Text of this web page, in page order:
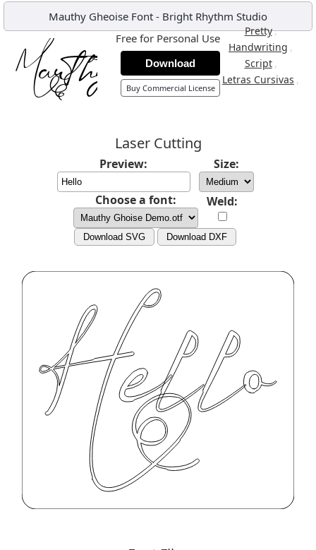
Mauthy Gheoise Font - Bright Rhythm Studio
Pretty,
Handwriting ,
Script ,
Letras Cursivas ,
Free for Personal Use
Download
Buy Commercial License
Laser Cutting
Preview: Size:
Choose a font: Weld:
Download SVG Download DXF